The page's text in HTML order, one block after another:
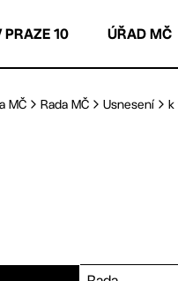
PRAZE 10 ÚŘAD MČ
MČ Rada MČ Usnesení k